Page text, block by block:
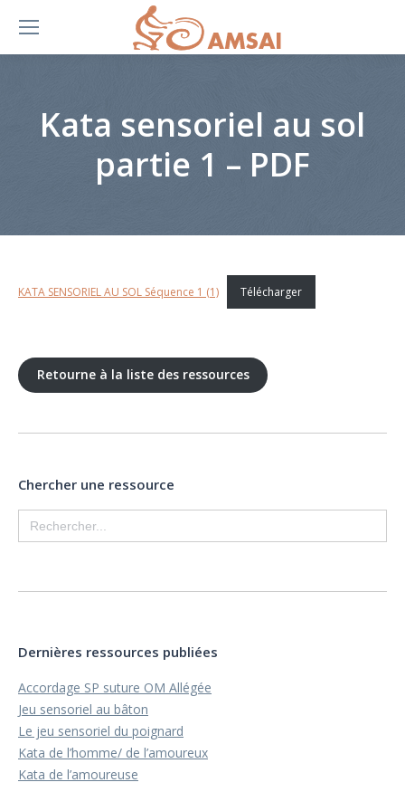
Kata sensoriel au sol
partie 1 – PDF
KATA SENSORIEL AU SOL Séquence 1 (1) Télécharger
Retourne à la liste des ressources
Chercher une ressource
Search
for:
Dernières ressources publiées
Accordage SP suture OM Allégée
Jeu sensoriel au bâton
Le jeu sensoriel du poignard
Kata de l’homme/ de l’amoureux
Kata de l’amoureuse